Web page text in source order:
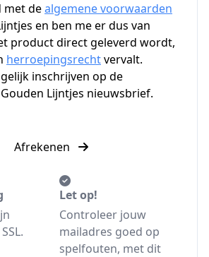
met dealgemene voorwaarden
en ben me er dus van
product direct geleverd wordt,
herroepingsrechtvervalt.
inschrijven op de
Lijntjes nieuwsbrief.
Afrekenen
Let op!
Controleer jouw
mailadres goed op
spelfouten, met dit